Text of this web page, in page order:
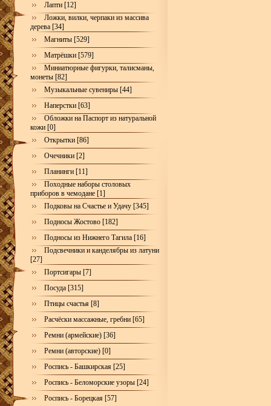
Лапти [12]
Ложки, вилки, черпаки из массива
дерева [34]
Магниты [529]
Матрёшки [579]
Миниатюрные фигурки, талисманы,
монеты [82]
Музыкальные сувениры [44]
Наперстки [63]
Обложки на Паспорт из натуральной
кожи [0]
Открытки [86]
Очечники [2]
Планинги [11]
Походные наборы столовых
приборов в чемодане [1]
Подковы на Счастье и Удачу [345]
Подносы Жостово [182]
Подносы из Нижнего Тагила [16]
Подсвечники и канделябры из латуни
[27]
Портсигары [7]
Посуда [315]
Птицы счастья [8]
Расчёски массажные, гребни [65]
Ремни (армейские) [36]
Ремни (авторские) [0]
Роспись - Башкирская [25]
Роспись - Беломорские узоры [24]
Роспись - Борецкая [57]